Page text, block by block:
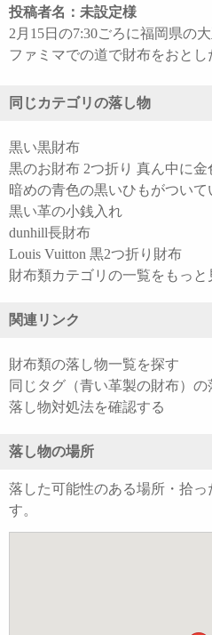
投稿者名：未設定様
2月15日の7:30ごろに福岡県の
ファミマでの道で財布をおと
同じカテゴリの落し物
黒い黒財布
黒のお財布 2つ折り 真ん中に金
暗めの青色の黒いひもがつい
黒い革の小銭入れ
dunhill長財布
Louis Vuitton 黒2つ折り財布
財布類カテゴリの一覧をもっと
関連リンク
財布類の落し物一覧を探す
同じタグ（青い革製の財布）の
落し物対処法を確認する
落し物の場所
落した可能性のある場所・拾っ
す。